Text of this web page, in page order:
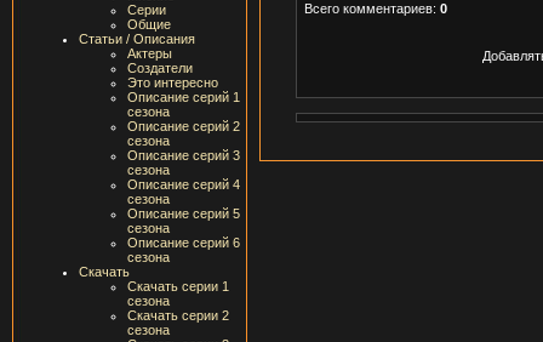
Серии
Общие
Статьи / Описания
Актеры
Создатели
Это интересно
Описание серий 1
сезона
Описание серий 2
сезона
Описание серий 3
сезона
Описание серий 4
сезона
Описание серий 5
сезона
Описание серий 6
сезона
Скачать
Скачать серии 1
сезона
Скачать серии 2
сезона
Всего комментариев: 0